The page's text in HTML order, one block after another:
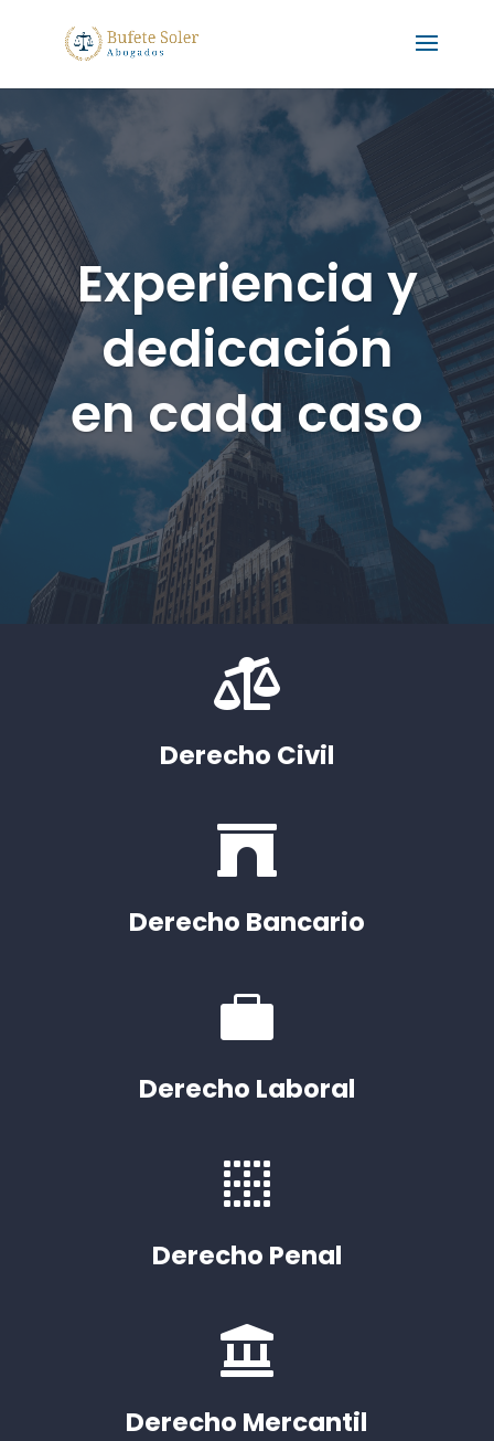
contenido
Experiencia y
dedicación
en cada caso

Derecho Civil

Derecho Bancario

Derecho Laboral

Derecho Penal

Derecho Mercantil